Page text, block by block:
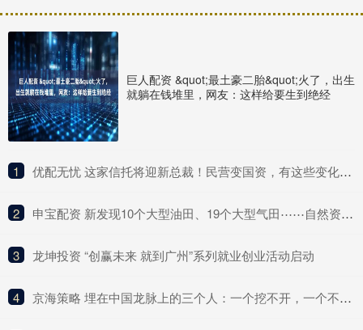
巨人配资 &quot;最土豪二胎&quot;火了，出生
就躺在钱堆里，网友：这样给要生到绝经
1 ​优配无忧 这家信托将迎新总裁！民营变国资，有这些变化……
2 ​申宝配资 新发现10个大型油田、19个大型气田⋯⋯自然资源部晒“十四五”成绩单
3 ​龙坤投资 “创赢未来 就到广州”系列就业创业活动启动
4 ​京海策略 埋在中国龙脉上的三个人：一个挖不开，一个不敢挖，一个异兽守护